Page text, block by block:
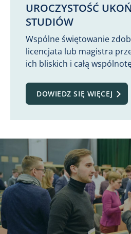
UROCZYSTOŚĆ
STUDIÓW
Wspólne świętowanie
licencjata lub magistra
ich bliskich i całą
DOWIEDZ SIĘ WIĘCEJ